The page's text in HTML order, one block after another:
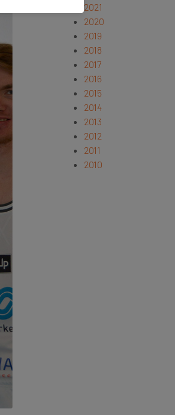
2021
2020
2019
2018
2017
2016
2015
2014
2013
2012
2011
2010